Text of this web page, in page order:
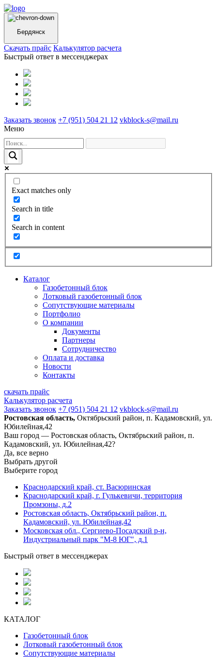
Бердянск
Cкачать прайс Калькулятор расчета
Быстрый ответ в мессенджерах
Заказать звонок +7 (951) 504 21 12 vkblock-s@mail.ru
Меню
Exact matches only
Search in title
Search in content
Каталог
Газобетонный блок
Лотковый газобетонный блок
Сопутствующие материалы
Портфолио
О компании
Документы
Партнеры
Сотрудничество
Оплата и доставка
Новости
Контакты
скачать прайс
Калькулятор расчета
Заказать звонок +7 (951) 504 21 12 vkblock-s@mail.ru
Ростовская область, Октябрьский район, п. Кадамовский, ул.
Юбилейная,42
Ваш город — Ростовская область, Октябрьский район, п.
Кадамовский, ул. Юбилейная,42?
Да, все верно
Выбрать другой
Выберите город
Краснодарский край, ст. Васюринская
Краснодарский край, г. Гулькевичи, территория
Промзоны, д.2
Ростовская область, Октябрьский район, п.
Кадамовский, ул. Юбилейная,42
Московская обл., Сергиево-Посадский р-н,
Индустриальный парк "М-8 ЮГ", д.1
Быстрый ответ в мессенджерах
КАТАЛОГ
Газобетонный блок
Лотковый газобетонный блок
Сопутствующие материалы